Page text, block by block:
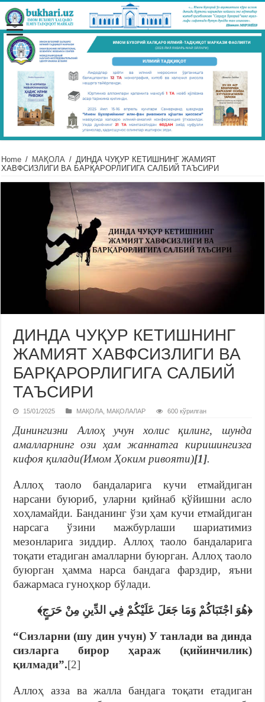
Home / МАҚОЛА / ДИНДА ЧУҚУР КЕТИШНИНГ ЖАМИЯТ
ХАВФСИЗЛИГИ ВА БАРҚАРОРЛИГИГА САЛБИЙ ТАЪСИРИ
ДИНДА ЧУҚУР КЕТИШНИНГ
ЖАМИЯТ ХАВФСИЗЛИГИ ВА
БАРҚАРОРЛИГИГА САЛБИЙ
ТАЪСИРИ
15/01/2025 МАҚОЛА МАҚОЛАЛАР 600 кўрилган
Динингизни Аллоҳ учун холис қилинг, шунда
амалларнинг ози ҳам жаннатга киришингизга
кифоя қилади(Имом Ҳоким ривояти)[1].
Аллоҳ таоло бандаларига кучи етмайдиган
нарсани буюриб, уларни қийнаб қўйишни асло
хоҳламайди. Банданинг ўзи ҳам кучи етмайдиган
нарсага ўзини мажбурлаши шариатимиз
мезонларига зиддир. Аллоҳ таоло бандаларига
тоқати етадиган амалларни буюрган. Аллоҳ таоло
буюрган ҳамма нарса бандага фарздир, яъни
бажармаса гуноҳкор бўлади.
﴿هُوَ اجْتَبَاكُمْ وَمَا جَعَلَ عَلَيْكُمْ فِي الدِّينِ مِنْ حَرَجٍ﴾
“Сизларни (шу дин учун) У танлади ва динда
сизларга бирор ҳараж (қийинчилик)
қилмади”.[2]
Аллоҳ азза ва жалла бандага тоқати етадиган